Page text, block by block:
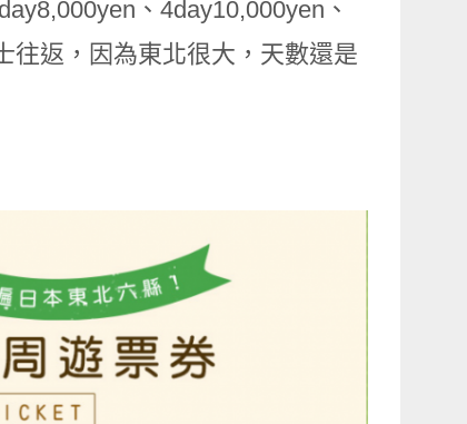
、4day10,000yen、
往返，因為東北很大，天數還是